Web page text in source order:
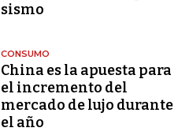
sismo
CONSUMO
China es la apuesta para
el incremento del
mercado de lujo durante
el año